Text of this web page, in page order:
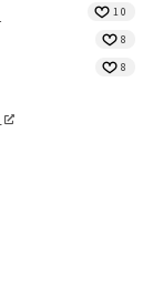
10
8
8